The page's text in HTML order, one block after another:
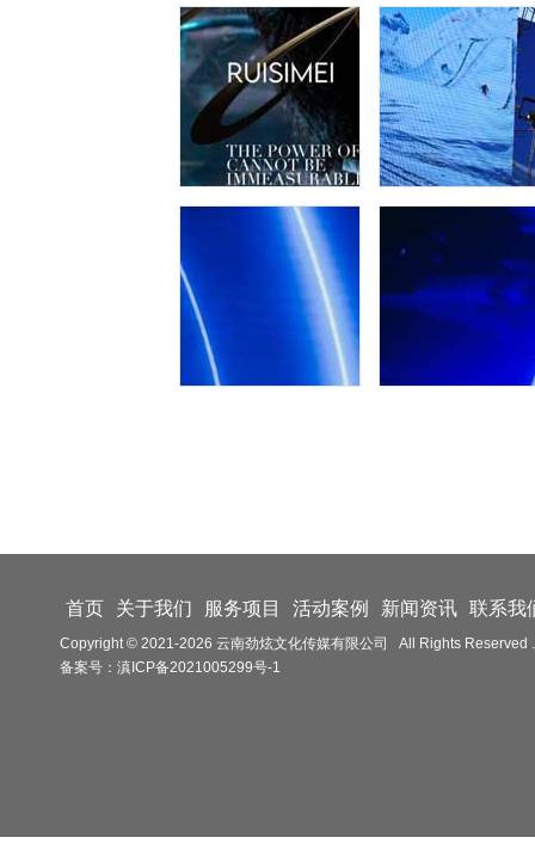
首页 关于我们 服务项目 活动案例 新闻资讯 联系我
Copyright © 2021-2026 云南劲炫文化传媒有限公司 All Rights Reserved .
备案号： 滇ICP备2021005299号-1